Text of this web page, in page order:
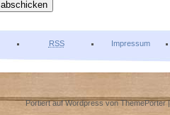
RSS Impressum
Portiert auf Wordpress vonThemePorter|